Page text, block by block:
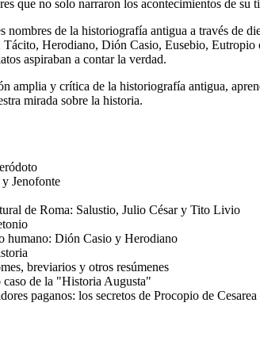
que no solo narraron los acontecimientos de
de la historiografía antigua a través de
Herodiano, Dión Casio, Eusebio,
aspiraban a contar la verdad.
amplia y crítica de la historiografía antigua,
mirada sobre la historia.
Jenofonte
de Roma: Salustio, Julio César y Tito Livio
humano: Dión Casio y Herodiano
breviarios y otros resúmenes
de la "Historia Augusta"
paganos: los secretos de Procopio de Cesarea